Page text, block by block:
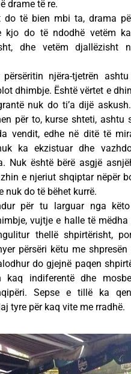
drame të re.
do të bien mbi ta, drama
kjo do të ndodhë vetëm
dhe vetëm djallëzisht
njëra-tjetrën ashtu
dhimbje. Është vërtet e
nuk do ti’a dijë
për to, kurse shteti, ashtu
vendit, edhe në ditë të
ka ekzistuar dhe
Nuk është bërë asgjë
e njeriut shqiptar nëpër
nuk do të bëhet kurrë.
për tu larguar nga
vujtje e halle të mëdha
thellë shpirtërisht,
përsëri këtu me
do gjejnë paqen
kaq indiferentë dhe
Sepse e tillë ka
tyre për kaq vite me rradhë.